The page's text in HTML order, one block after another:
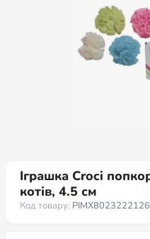
Іграшка Croci
котів, 4.5 см
Код товару: